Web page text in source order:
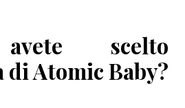
scelto
di Atomic Baby?